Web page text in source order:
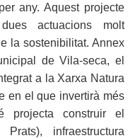
any. Aquest projecte
actuacions molt
la sostenibilitat. Annex
de Vila-seca, el
a la Xarxa Natura
en el que invertirà més
projecta construir el
infraestructura